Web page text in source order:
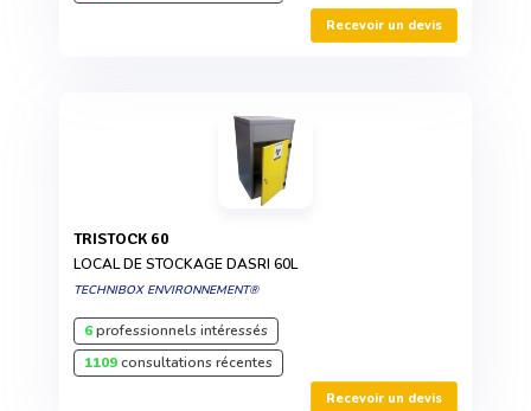
Recevoir un devis
TRISTOCK 60
LOCAL DE STOCKAGE DASRI 60L
TECHNIBOX ENVIRONNEMENT®
6professionnels intéressés
1109consultations récentes
Recevoir un devis